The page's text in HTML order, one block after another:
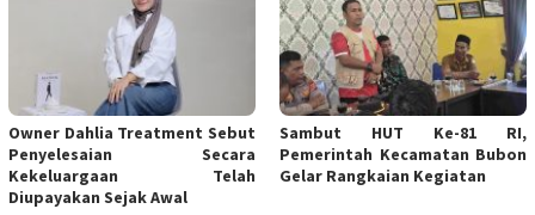
Owner Dahlia Treatment Sebut
Penyelesaian Secara
Kekeluargaan Telah
Diupayakan Sejak Awal
Sambut HUT Ke-81 RI,
Pemerintah Kecamatan Bubon
Gelar Rangkaian Kegiatan